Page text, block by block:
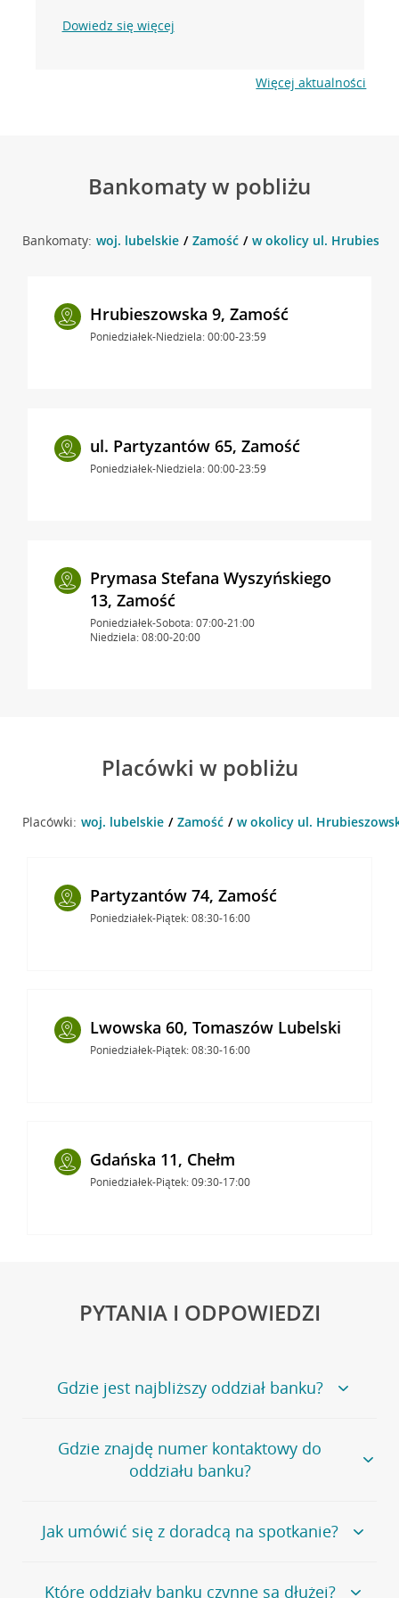
Dowiedz się więcej
Więcej aktualności
Bankomaty w pobliżu
Bankomaty: woj. lubelskie Zamość w okolicy ul.
Hrubieszowska 9, Zamość
Poniedziałek-Niedziela: 00:00-23:59
ul. Partyzantów 65, Zamość
Poniedziałek-Niedziela: 00:00-23:59
Prymasa Stefana Wyszyńskiego
13, Zamość
Poniedziałek-Sobota: 07:00-21:00
Niedziela: 08:00-20:00
Placówki w pobliżu
Placówki: woj. lubelskie Zamość w okolicy ul.
Partyzantów 74, Zamość
Poniedziałek-Piątek: 08:30-16:00
Lwowska 60, Tomaszów Lubelski
Poniedziałek-Piątek: 08:30-16:00
Gdańska 11, Chełm
Poniedziałek-Piątek: 09:30-17:00
PYTANIA I ODPOWIEDZI
Gdzie jest najbliższy oddział banku?
Jeśli szukasz oddziału naszego banku, zapraszamy na
stronęPlacówki i bankomaty, na której znajduje się
wygodna wyszukiwarka.
oddziałów
Gdzie znajdę numer kontaktowy do
oddziału banku?
Bank Credit Agricole nie udostępnia ogólnego numeru
telefonu do placówki bankowej.
umówienia się z doradcą w placówce bankowej .
Jak umówić się z doradcą na spotkanie?
Jeśli jesteś już naszym
Które oddziały banku czynne są dłużej?